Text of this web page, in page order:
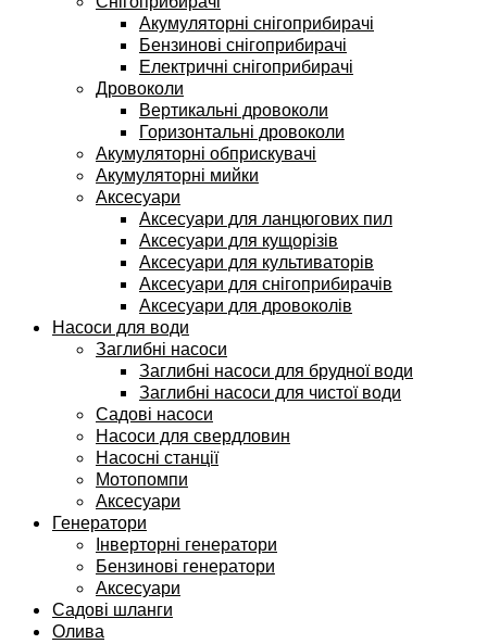
Акумуляторні снігоприбирачі
Бензинові снігоприбирачі
Електричні снігоприбирачі
Дровоколи
Вертикальні дровоколи
Горизонтальні дровоколи
Акумуляторні обприскувачі
Акумуляторні мийки
Аксесуари
Аксесуари для ланцюгових пил
Аксесуари для кущорізів
Аксесуари для культиваторів
Аксесуари для снігоприбирачів
Аксесуари для дровоколів
Насоси для води
Заглибні насоси
Заглибні насоси для брудної води
Заглибні насоси для чистої води
Садові насоси
Насоси для свердловин
Насосні станції
Мотопомпи
Аксесуари
Генератори
Інверторні генератори
Бензинові генератори
Аксесуари
Садові шланги
Олива